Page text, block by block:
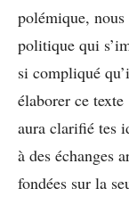
polémique,
politique qui
si compliqué
élaborer ce
aura clarifié tes
à des échanges
fondées sur la